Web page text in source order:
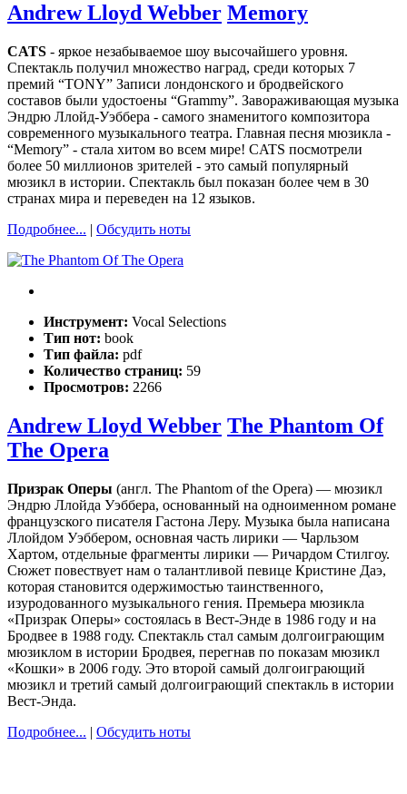
Andrew Lloyd Webber Memory
CATS - яркое незабываемое шоу высочайшего уровня.
Спектакль получил множество наград, среди которых 7
премий “TONY” Записи лондонского и бродвейского
составов были удостоены “Grammy”. Завораживающая музыка
Эндрю Ллойд-Уэббера - самого знаменитого композитора
современного музыкального театра. Главная песня мюзикла -
“Memory” - стала хитом во всем мире! CATS посмотрели
более 50 миллионов зрителей - это самый популярный
мюзикл в истории. Спектакль был показан более чем в 30
странах мира и переведен на 12 языков.
Подробнее... | Обсудить ноты
Инструмент: Vocal Selections
Тип нот: book
Тип файла: pdf
Количество страниц: 59
Просмотров: 2266
Andrew Lloyd Webber The Phantom Of
The Opera
Призрак Оперы (англ. The Phantom of the Opera) — мюзикл
Эндрю Ллойда Уэббера, основанный на одноименном романе
французского писателя Гастона Леру. Музыка была написана
Ллойдом Уэббером, основная часть лирики — Чарльзом
Хартом, отдельные фрагменты лирики — Ричардом Стилгоу.
Сюжет повествует нам о талантливой певице Кристине Даэ,
которая становится одержимостью таинственного,
изуродованного музыкального гения. Премьера мюзикла
«Призрак Оперы» состоялась в Вест-Энде в 1986 году и на
Бродвее в 1988 году. Спектакль стал самым долгоиграющим
мюзиклом в истории Бродвея, перегнав по показам мюзикл
«Кошки» в 2006 году. Это второй самый долгоиграющий
мюзикл и третий самый долгоиграющий спектакль в истории
Вест-Энда.
Подробнее... | Обсудить ноты